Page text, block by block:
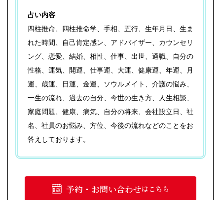
占い内容
四柱推命、四柱推命学、手相、五行、生年月日、生ま
れた時間、自己肯定感ン、アドバイザー、カウンセリ
ング、恋愛、結婚、相性、仕事、出世、適職、自分の
性格、運気、開運、仕事運、大運、健康運、年運、月
運、歳運、日運、金運、ソウルメイト、介護の悩み、
一生の流れ、過去の自分、今世の生き方、人生相談、
家庭問題、健康、病気、自分の将来、会社設立日、社
名、社員のお悩み、方位、今後の流れなどのことをお
答えしております。
予約・お問い合わせはこちら